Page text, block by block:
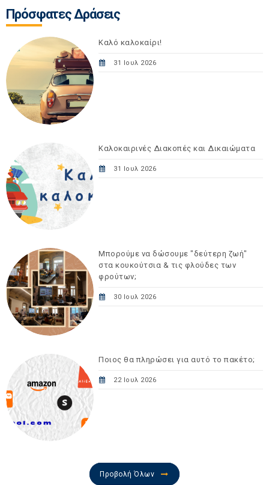
Πρόσφατες Δράσεις
Καλό καλοκαίρι!
31 Ιουλ 2026
Καλοκαιρινές Διακοπές και Δικαιώματα
31 Ιουλ 2026
Μπορούμε να δώσουμε "δεύτερη ζωή"
στα κουκούτσια & τις φλούδες των
φρούτων;
30 Ιουλ 2026
Ποιος θα πληρώσει για αυτό το πακέτο;
22 Ιουλ 2026
Προβολή Όλων